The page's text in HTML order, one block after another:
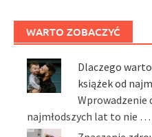
WARTO ZOBACZYĆ
Dlaczego
książek od
Wprowadzenie
najmłodszych lat to nie …